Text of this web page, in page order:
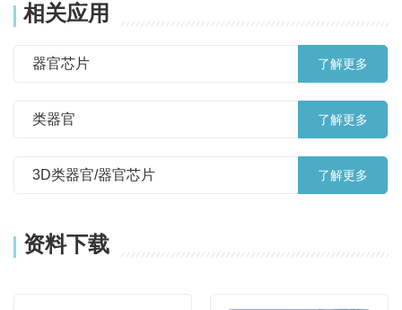
相关应用
器官芯片 了解更多
类器官 了解更多
3D类器官/器官芯片 了解更多
资料下载